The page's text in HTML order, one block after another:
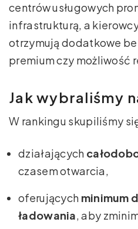
centrów usługowych
infrastrukturą, a
otrzymują dodatkowe
premium czy możliwość
Jak wybraliśmy
W rankingu skupiliśmy
działających
czasem otwarcia,
oferujących minimum
ładowania, aby